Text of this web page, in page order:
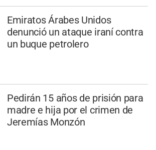
Emiratos Árabes Unidos
denunció un ataque iraní contra
un buque petrolero
Pedirán 15 años de prisión para
madre e hija por el crimen de
Jeremías Monzón